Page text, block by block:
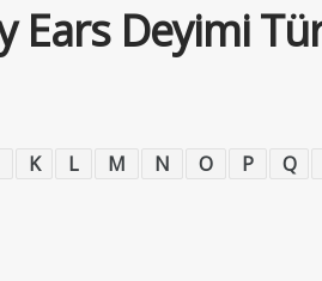
Ears Deyimi
K L M N O P Q